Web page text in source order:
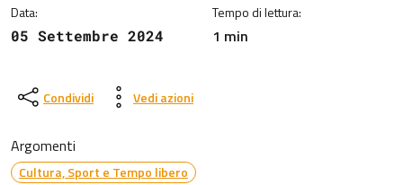
Data:
05 Settembre 2024
Tempo di lettura:
1 min
Condividi Vedi azioni
Argomenti
Cultura, Sport e Tempo libero